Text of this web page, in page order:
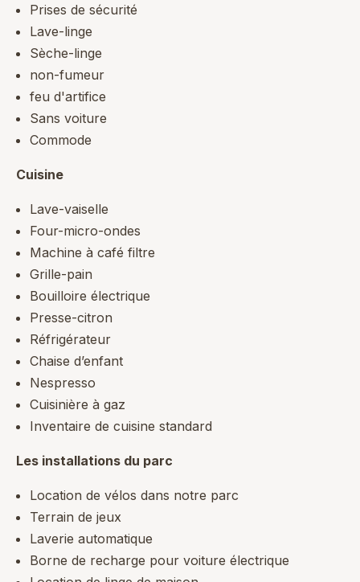
Prises de sécurité
Lave-linge
Sèche-linge
non-fumeur
feu d'artifice
Sans voiture
Commode
Cuisine
Lave-vaiselle
Four-micro-ondes
Machine à café filtre
Grille-pain
Bouilloire électrique
Presse-citron
Réfrigérateur
Chaise d’enfant
Nespresso
Cuisinière à gaz
Inventaire de cuisine standard
Les installations du parc
Location de vélos dans notre parc
Terrain de jeux
Laverie automatique
Borne de recharge pour voiture électrique